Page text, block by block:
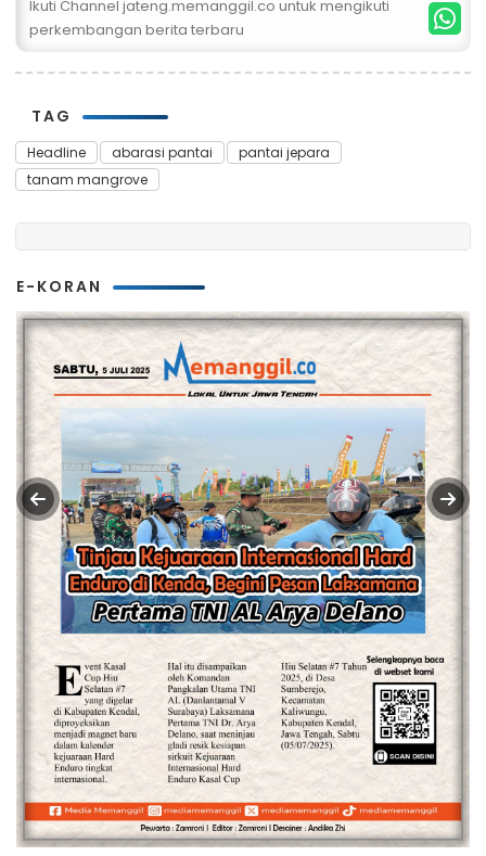
Ikuti Channel jateng.memanggil.co untuk mengikuti
perkembangan berita terbaru
TAG
Headline abarasi pantai
pantai jepara
tanam mangrove
E-KORAN